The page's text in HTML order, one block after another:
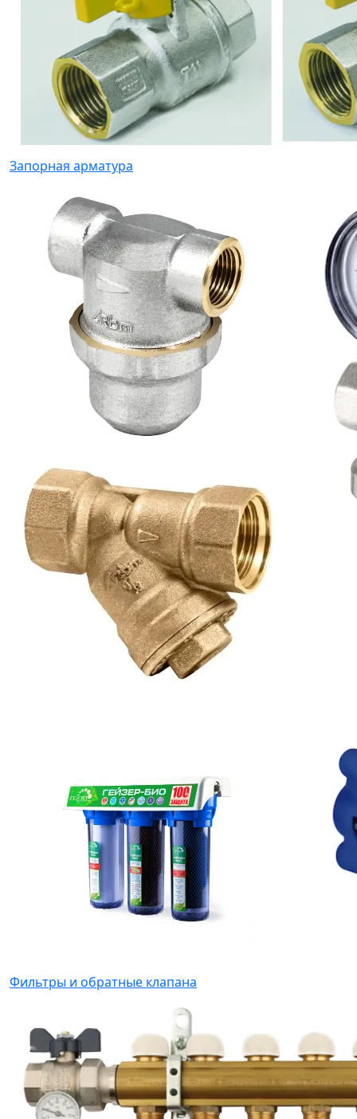
Запорная арматура
Фильтры и обратные клапана